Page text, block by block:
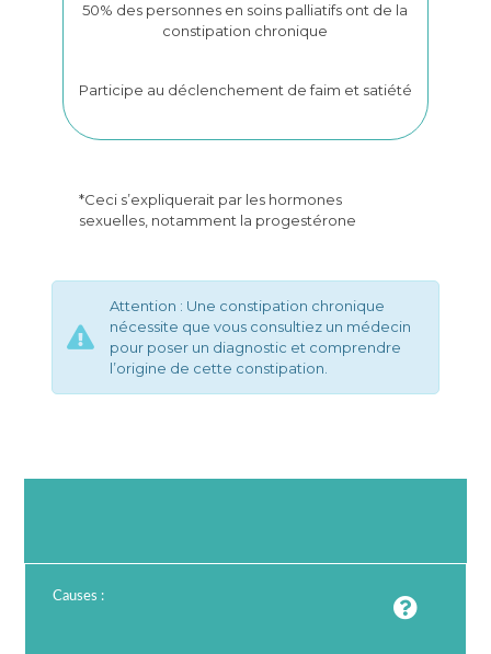
50% des personnes en soins palliatifs ont de la
constipation chronique
Participe au déclenchement de faim et satiété
*Ceci s’expliquerait par les hormones
sexuelles, notamment la progestérone
Attention : Une constipation chronique
nécessite que vous consultiez un médecin
pour poser un diagnostic et comprendre
l’origine de cette constipation.
Causes :